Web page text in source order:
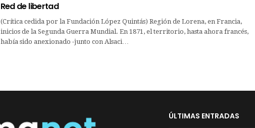
Red de libertad
(Crítica cedida por la Fundación López Quintás) Región de Lorena, en Francia,
inicios de la Segunda Guerra Mundial. En 1871, el territorio, hasta ahora francés,
había sido anexionado -junto con Alsaci…
ÚLTIMAS ENTRADAS